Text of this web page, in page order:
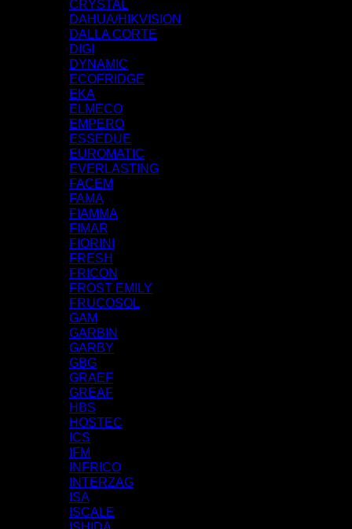
CRYSTAL
DAHUA/HIKVISION
DALLA CORTE
DIGI
DYNAMIC
ECOFRIDGE
EKA
ELMECO
EMPERO
ESSEDUE
EUROMATIC
EVERLASTING
FACEM
FAMA
FIAMMA
FIMAR
FIORINI
FRESH
FRICON
FROST EMILY
FRUCOSOL
GAM
GARBIN
GARBY
GBG
GRAEF
GREAF
HBS
HOSTEC
ICS
IFM
INFRICO
INTERZAG
ISA
ISCALE